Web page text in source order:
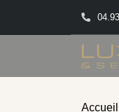
Accueil